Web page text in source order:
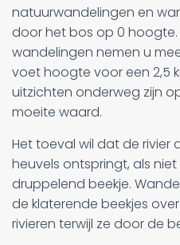
natuurwandelingen en
door het bos op 0
wandelingen nemen u
voet hoogte voor een 2,5
uitzichten onderweg zijn
moeite waard.
Het toeval wil dat de rivier
heuvels ontspringt, als
druppelend beekje.
de klaterende beekjes
rivieren terwijl ze door de